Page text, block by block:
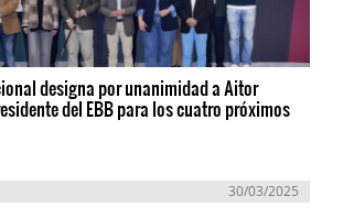
designa por unanimidad a Aitor
del EBB para los cuatro próximos
30/03/2025